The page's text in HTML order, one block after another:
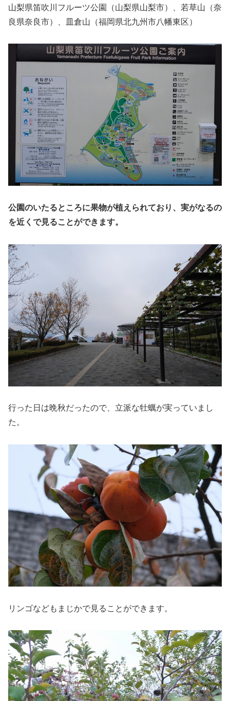
山梨県笛吹川フルーツ公園（山梨県山梨市）、若草山（奈
良県奈良市）、皿倉山（福岡県北九州市八幡東区）
公園のいたるところに果物が植えられており、実がなるの
を近くで見ることができます。
行った日は晩秋だったので、立派な牡蠣が実っていまし
た。
リンゴなどもまじかで見ることができます。